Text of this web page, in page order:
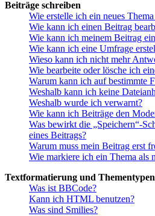
Beiträge schreiben
Wie erstelle ich ein neues
Wie kann ich einen Beitrag
Wie kann ich meinem Beitrag
Wie kann ich eine Umfrage
Wieso kann ich nicht mehr
Wie bearbeite oder lösche ich
Warum kann ich auf bestimmte
Weshalb kann ich keine
Weshalb wurde ich verwarnt?
Wie kann ich Beiträge den
Was bewirkt die „Speichern“-
eines Beitrags?
Warum muss mein Beitrag erst
Wie markiere ich ein Thema als
Textformatierung und Thementypen
Was ist BBCode?
Kann ich HTML benutzen?
Was sind Smilies?